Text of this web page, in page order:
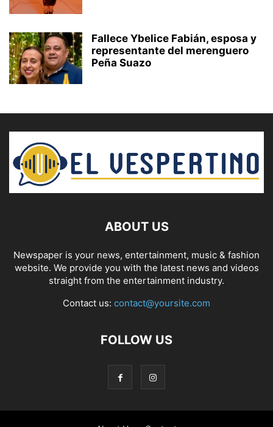
Fallece Ybelice Fabián, esposa y
representante del merenguero
Peña Suazo
ABOUT US
Newspaper is your news, entertainment, music & fashion
website. We provide you with the latest news and videos
straight from the entertainment industry.
Contact us: contact@yoursite.com
FOLLOW US